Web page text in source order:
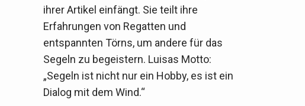
ihrer Artikel einfängt. Sie teilt ihre
Erfahrungen von Regatten und
entspannten Törns, um andere für das
Segeln zu begeistern. Luisas Motto:
„Segeln ist nicht nur ein Hobby, es ist ein
Dialog mit dem Wind.“